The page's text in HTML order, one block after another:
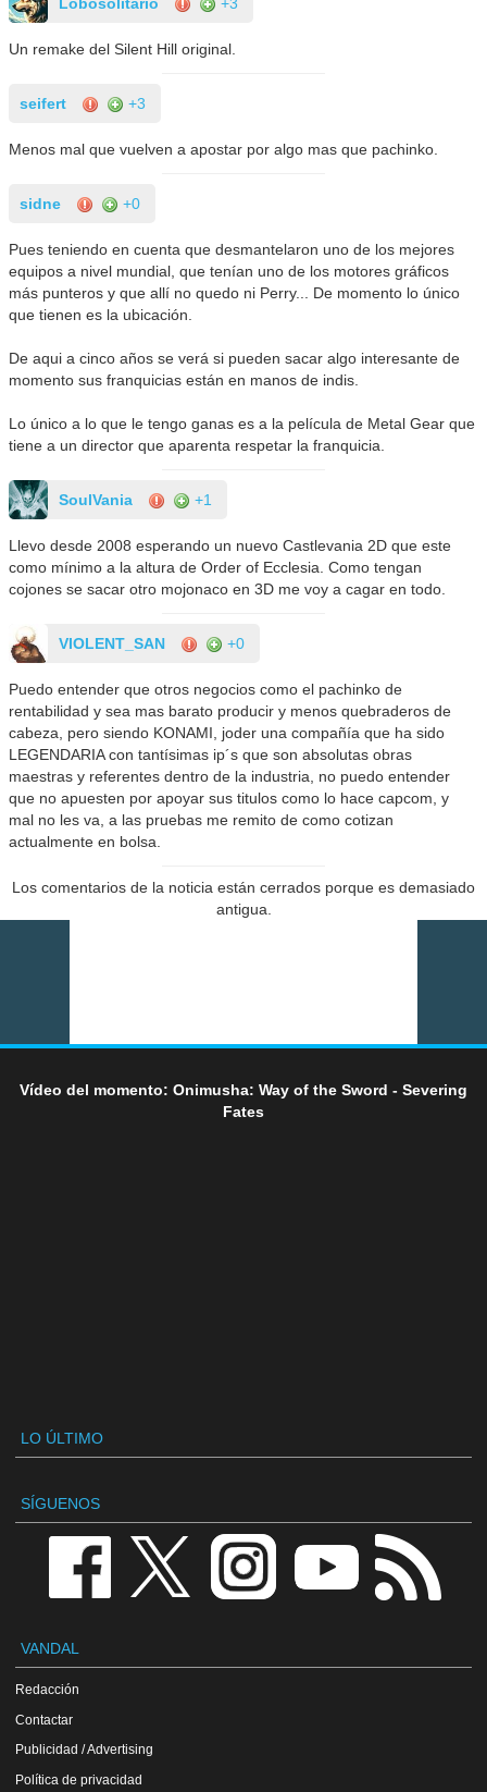
Un remake del Silent Hill original.
seifert +3
Menos mal que vuelven a apostar por algo mas que pachinko.
sidne +0
Pues teniendo en cuenta que desmantelaron uno de los mejores
equipos a nivel mundial, que tenían uno de los motores gráficos
más punteros y que allí no quedo ni Perry... De momento lo único
que tienen es la ubicación.
De aqui a cinco años se verá si pueden sacar algo interesante de
momento sus franquicias están en manos de indis.
Lo único a lo que le tengo ganas es a la película de Metal Gear que
tiene a un director que aparenta respetar la franquicia.
SoulVania +1
Llevo desde 2008 esperando un nuevo Castlevania 2D que este
como mínimo a la altura de Order of Ecclesia. Como tengan
cojones se sacar otro mojonaco en 3D me voy a cagar en todo.
VIOLENT_SAN +0
Puedo entender que otros negocios como el pachinko de
rentabilidad y sea mas barato producir y menos quebraderos de
cabeza, pero siendo KONAMI, joder una compañía que ha sido
LEGENDARIA con tantísimas ip´s que son absolutas obras
maestras y referentes dentro de la industria, no puedo entender
que no apuesten por apoyar sus titulos como lo hace capcom, y
mal no les va, a las pruebas me remito de como cotizan
actualmente en bolsa.
Los comentarios de la noticia están cerrados porque es demasiado
antigua.
Vídeo del momento: Onimusha: Way of the Sword - Severing
Fates
LO ÚLTIMO
SÍGUENOS
VANDAL
Redacción
Contactar
Publicidad / Advertising
Política de privacidad